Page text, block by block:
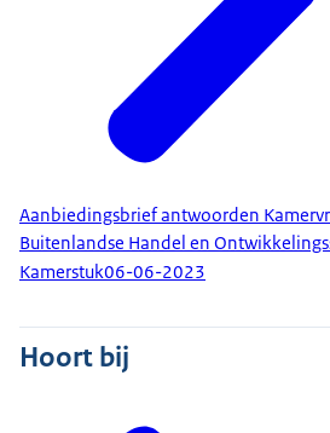
Aanbiedingsbrief antwoorden
Buitenlandse Handel en
Kamerstuk06-06-2023
Hoort bij